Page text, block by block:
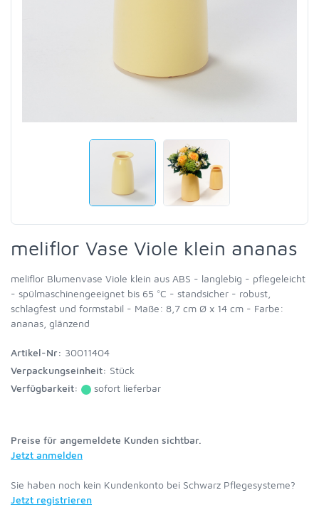
meliflor Vase Viole klein ananas
meliflor Blumenvase Viole klein aus ABS - langlebig - pflegeleicht
- spülmaschinengeeignet bis 65 °C - standsicher - robust,
schlagfest und formstabil - Maße: 8,7 cm Ø x 14 cm - Farbe:
ananas, glänzend
Artikel-Nr: 30011404
Verpackungseinheit: Stück
Verfügbarkeit:
sofort lieferbar
Preise für angemeldete Kunden sichtbar.
Jetzt anmelden
Sie haben noch kein Kundenkonto bei Schwarz Pflegesysteme?
Jetzt registrieren